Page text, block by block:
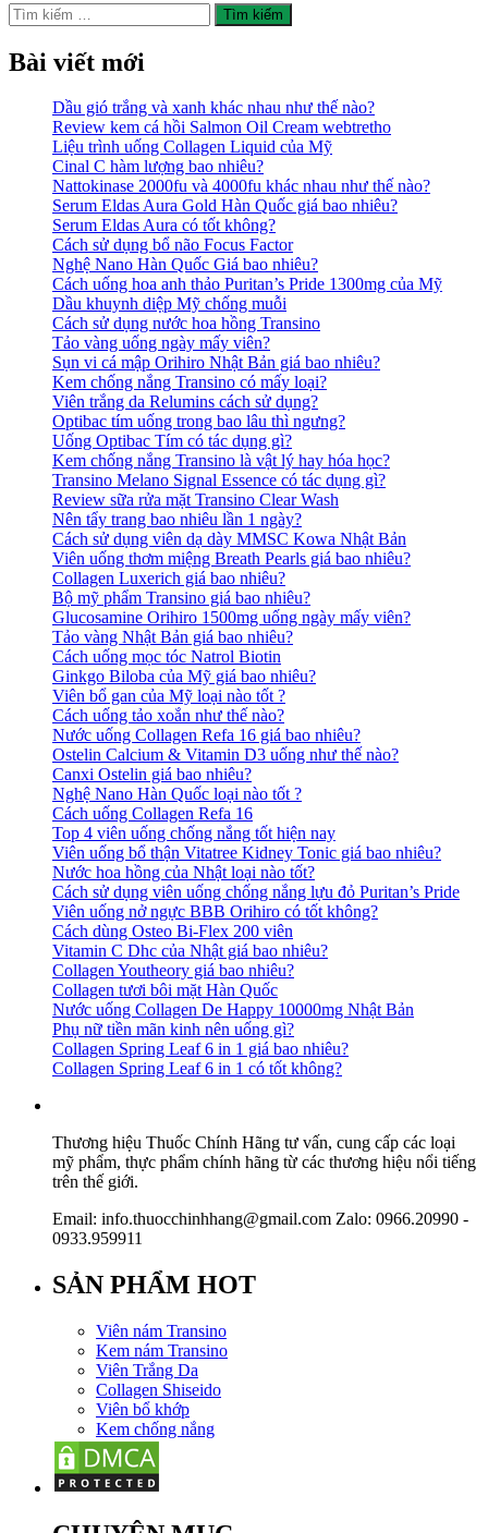
Tìm
kiếm
cho:
Bài viết mới
Dầu gió trắng và xanh khác nhau như thế nào?
Review kem cá hồi Salmon Oil Cream webtretho
Liệu trình uống Collagen Liquid của Mỹ
Cinal C hàm lượng bao nhiêu?
Nattokinase 2000fu và 4000fu khác nhau như thế nào?
Serum Eldas Aura Gold Hàn Quốc giá bao nhiêu?
Serum Eldas Aura có tốt không?
Cách sử dụng bổ não Focus Factor
Nghệ Nano Hàn Quốc Giá bao nhiêu?
Cách uống hoa anh thảo Puritan’s Pride 1300mg của Mỹ
Dầu khuynh diệp Mỹ chống muỗi
Cách sử dụng nước hoa hồng Transino
Tảo vàng uống ngày mấy viên?
Sụn vi cá mập Orihiro Nhật Bản giá bao nhiêu?
Kem chống nắng Transino có mấy loại?
Viên trắng da Relumins cách sử dụng?
Optibac tím uống trong bao lâu thì ngưng?
Uống Optibac Tím có tác dụng gì?
Kem chống nắng Transino là vật lý hay hóa học?
Transino Melano Signal Essence có tác dụng gì?
Review sữa rửa mặt Transino Clear Wash
Nên tẩy trang bao nhiêu lần 1 ngày?
Cách sử dụng viên dạ dày MMSC Kowa Nhật Bản
Viên uống thơm miệng Breath Pearls giá bao nhiêu?
Collagen Luxerich giá bao nhiêu?
Bộ mỹ phẩm Transino giá bao nhiêu?
Glucosamine Orihiro 1500mg uống ngày mấy viên?
Tảo vàng Nhật Bản giá bao nhiêu?
Cách uống mọc tóc Natrol Biotin
Ginkgo Biloba của Mỹ giá bao nhiêu?
Viên bổ gan của Mỹ loại nào tốt ?
Cách uống tảo xoắn như thế nào?
Nước uống Collagen Refa 16 giá bao nhiêu?
Ostelin Calcium & Vitamin D3 uống như thế nào?
Canxi Ostelin giá bao nhiêu?
Nghệ Nano Hàn Quốc loại nào tốt ?
Cách uống Collagen Refa 16
Top 4 viên uống chống nắng tốt hiện nay
Viên uống bổ thận Vitatree Kidney Tonic giá bao nhiêu?
Nước hoa hồng của Nhật loại nào tốt?
Cách sử dụng viên uống chống nắng lựu đỏ Puritan’s Pride
Viên uống nở ngực BBB Orihiro có tốt không?
Cách dùng Osteo Bi-Flex 200 viên
Vitamin C Dhc của Nhật giá bao nhiêu?
Collagen Youtheory giá bao nhiêu?
Collagen tươi bôi mặt Hàn Quốc
Nước uống Collagen De Happy 10000mg Nhật Bản
Phụ nữ tiền mãn kinh nên uống gì?
Collagen Spring Leaf 6 in 1 giá bao nhiêu?
Collagen Spring Leaf 6 in 1 có tốt không?
Thương hiệu Thuốc Chính Hãng tư vấn, cung cấp các loại
mỹ phẩm, thực phẩm chính hãng từ các thương hiệu nổi tiếng
trên thế giới.
Email: info.thuocchinhhang@gmail.com Zalo: 0966.20990 -
0933.959911
SẢN PHẨM HOT
Viên nám Transino
Kem nám Transino
Viên Trắng Da
Collagen Shiseido
Viên bổ khớp
Kem chống nắng